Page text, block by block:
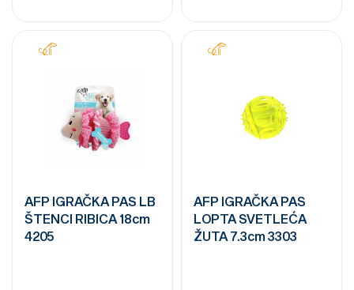
AFP IGRAČKA PAS LB
ŠTENCI RIBICA 18cm
4205
AFP IGRAČKA PAS
LOPTA SVETLEĆA
ŽUTA 7.3cm 3303